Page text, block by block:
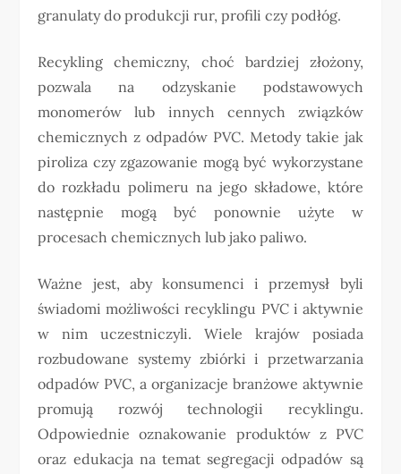
granulaty do produkcji rur, profili czy podłóg.
Recykling chemiczny, choć bardziej złożony,
pozwala na odzyskanie podstawowych
monomerów lub innych cennych związków
chemicznych z odpadów PVC. Metody takie jak
piroliza czy zgazowanie mogą być wykorzystane
do rozkładu polimeru na jego składowe, które
następnie mogą być ponownie użyte w
procesach chemicznych lub jako paliwo.
Ważne jest, aby konsumenci i przemysł byli
świadomi możliwości recyklingu PVC i aktywnie
w nim uczestniczyli. Wiele krajów posiada
rozbudowane systemy zbiórki i przetwarzania
odpadów PVC, a organizacje branżowe aktywnie
promują rozwój technologii recyklingu.
Odpowiednie oznakowanie produktów z PVC
oraz edukacja na temat segregacji odpadów są